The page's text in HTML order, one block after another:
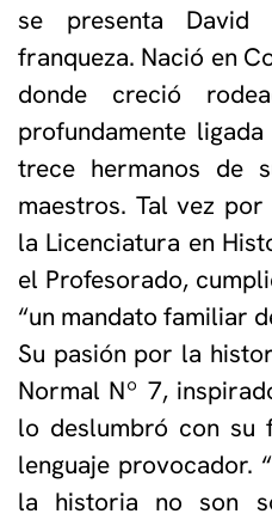
se presenta
franqueza. Nació en
donde creció
profundamente
trece hermanos de
maestros. Tal vez
la Licenciatura en
el Profesorado,
“un mandato familiar
Su pasión por la
Normal Nº 7,
lo deslumbró con su
lenguaje provocador.
la historia no son